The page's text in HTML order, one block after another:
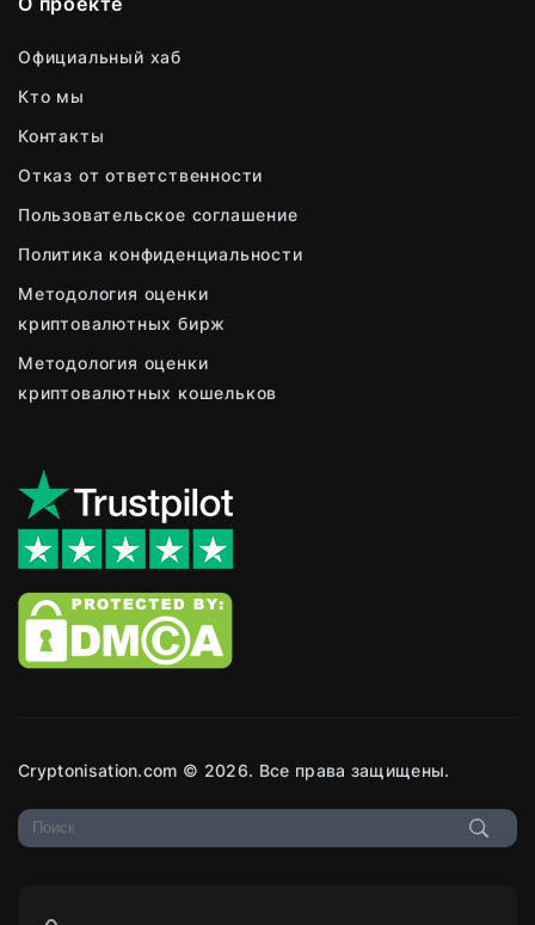
Официальный хаб
Кто мы
Контакты
Отказ от ответственности
Пользовательское соглашение
Политика конфиденциальности
Методология оценки
криптовалютных бирж
Методология оценки
криптовалютных кошельков
Cryptonisation.com © 2026. Все права защищены.